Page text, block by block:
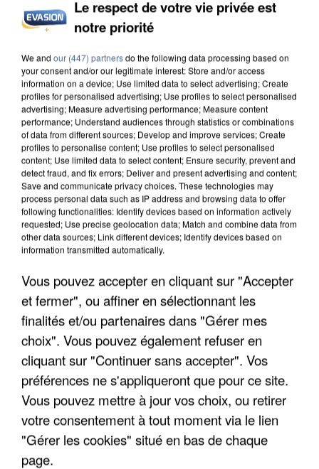
COULÉE DE BOUE EN HAUTE-SAVOIE
LES DONNÉES DE 300 000 CLIENTS DÉROBÉES À
INTERMARCHÉ APRÈS UNE...
Le respect de votre vie privée est
notre priorité
We and our (447) partnersdo the following data processing based on
your consent and/or our legitimate interest: Store and/or access
information on a device; Use limited data to select advertising; Create
profiles for personalised advertising; Use profiles to select personalised
advertising; Measure advertising performance; Measure content
performance; Understand audiences through statistics or combinations
of data from different sources; Develop and improve services; Create
profiles to personalise content; Use profiles to select personalised
content; Use limited data to select content; Ensure security, prevent and
detect fraud, and fix errors; Deliver and present advertising and content;
Save and communicate privacy choices. These technologies may
process personal data such as IP address and browsing data to offer
following functionalities: Identify devices based on information actively
requested; Use precise geolocation data; Match and combine data from
other data sources; Link different devices; Identify devices based on
information transmitted automatically.
Vous pouvez accepter en cliquant sur "Accepter
et fermer", ou affiner en sélectionnant les
finalités et/ou partenaires dans "Gérer mes
choix". Vous pouvez également refuser en
cliquant sur "Continuer sans accepter". Vos
préférences ne s'appliqueront que pour ce site.
Vous pouvez mettre à jour vos choix, ou retirer
votre consentement à tout moment via le lien
"Gérer les cookies" situé en bas de chaque
page.